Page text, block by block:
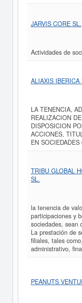
JARVIS CORE SL.
Actividades de
ALIAXIS IBERICA
LA TENENCIA,
REALIZACION
DISPOSICION
ACCIONES,
EN
TRIBU GLOBAL
SL.
la tenencia de
participaciones y
sociedades, sean
La prestación de
filiales, tales
administrativo,
PEANUTS